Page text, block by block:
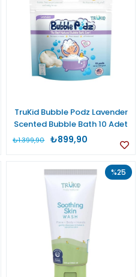
TruKid Bubble Podz Lavender
Scented Bubble Bath 10 Adet
₺899,90
₺1.399,90
%25